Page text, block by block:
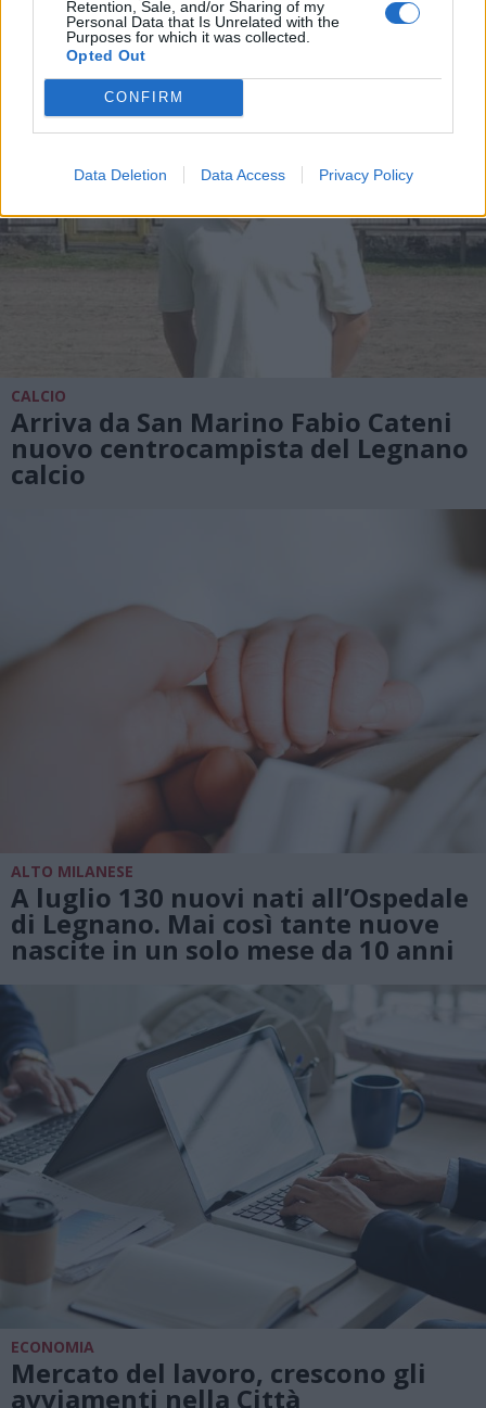
Retention, Sale, and/or Sharing of my
Personal Data that Is Unrelated with the
Purposes for which it was collected.
Opted Out
CONFIRM
Data Deletion Data Access Privacy Policy
CALCIO
Arriva da San Marino Fabio Cateni
nuovo centrocampista del Legnano
calcio
ALTO MILANESE
A luglio 130 nuovi nati all’Ospedale
di Legnano. Mai così tante nuove
nascite in un solo mese da 10 anni
ECONOMIA
Mercato del lavoro, crescono gli
avviamenti nella Città